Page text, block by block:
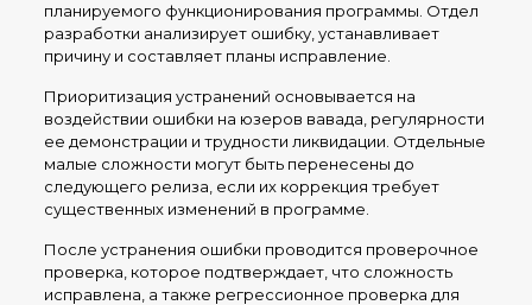
планируемого функционирования программы. Отдел
разработки анализирует ошибку, устанавливает
причину и составляет планы исправление.
Приоритизация устранений основывается на
воздействии ошибки на юзеров вавада, регулярности
ее демонстрации и трудности ликвидации. Отдельные
малые сложности могут быть перенесены до
следующего релиза, если их коррекция требует
существенных изменений в программе.
После устранения ошибки проводится проверочное
проверка, которое подтверждает, что сложность
исправлена, а также регрессионное проверка для